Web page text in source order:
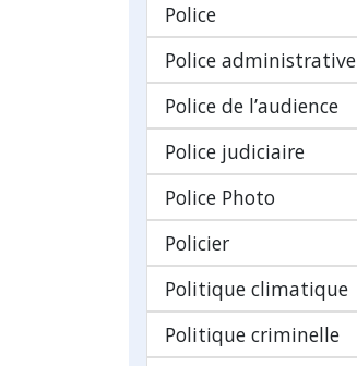
Police
Police administrative
Police de l’audience
Police judiciaire
Police Photo
Policier
Politique climatique
Politique criminelle